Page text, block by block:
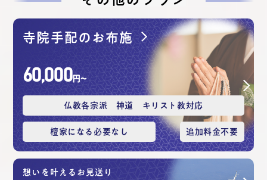
寺院手配のお布施
仏教各宗派 神道 キリスト教対応
檀家になる必要なし 追加料⾦不要
60,000円〜
想いを叶えるお見送り